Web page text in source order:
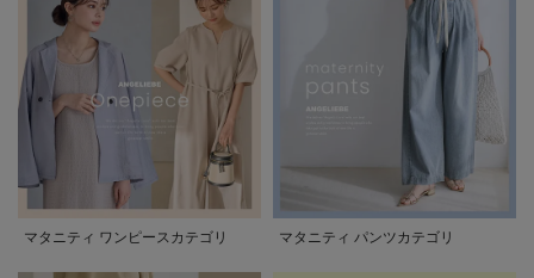
マタニティ ワンピースカテゴリ マタニティ パンツカテゴリ